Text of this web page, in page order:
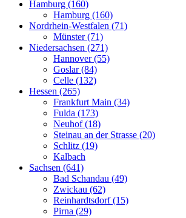
Hamburg (160)
Hamburg (160)
Nordrhein-Westfalen (71)
Münster (71)
Niedersachsen (271)
Hannover (55)
Goslar (84)
Celle (132)
Hessen (265)
Frankfurt Main (34)
Fulda (173)
Neuhof (18)
Steinau an der Strasse (20)
Schlitz (19)
Kalbach
Sachsen (641)
Bad Schandau (49)
Zwickau (62)
Reinhardtsdorf (15)
Pirna (29)